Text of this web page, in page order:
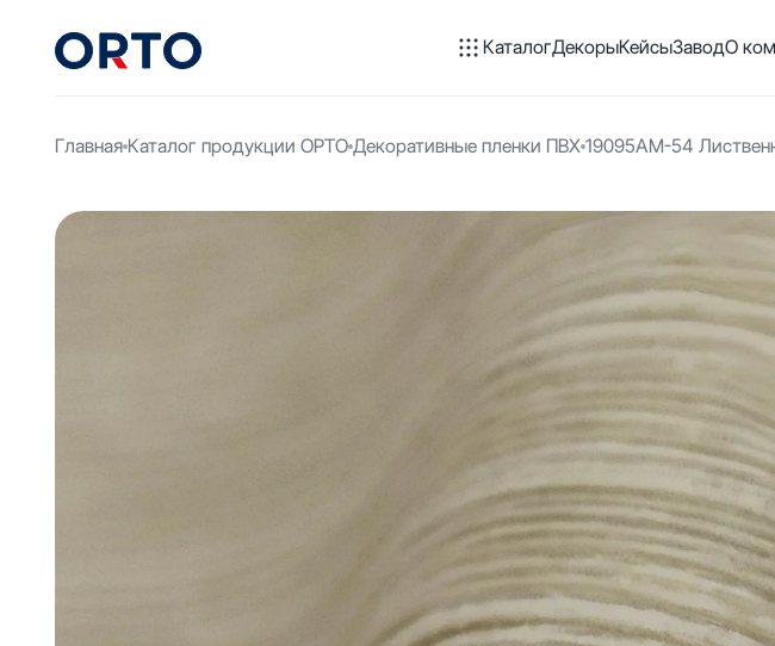
КаталогДекорыКейсыЗаводО
Главная Каталог продукции ОРТО Декоративные пленки ПВХ 19095АМ-54